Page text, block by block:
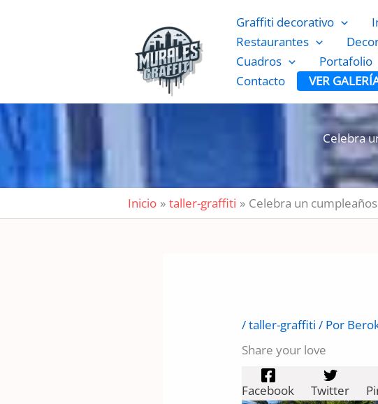
Graffiti decorativo
Restaurantes
Cuadros
Portafolio
Contacto
VER
Celebra
Inicio taller-graffiti Celebra un
/taller-graffiti / Por
Share your love
Facebook Twitter